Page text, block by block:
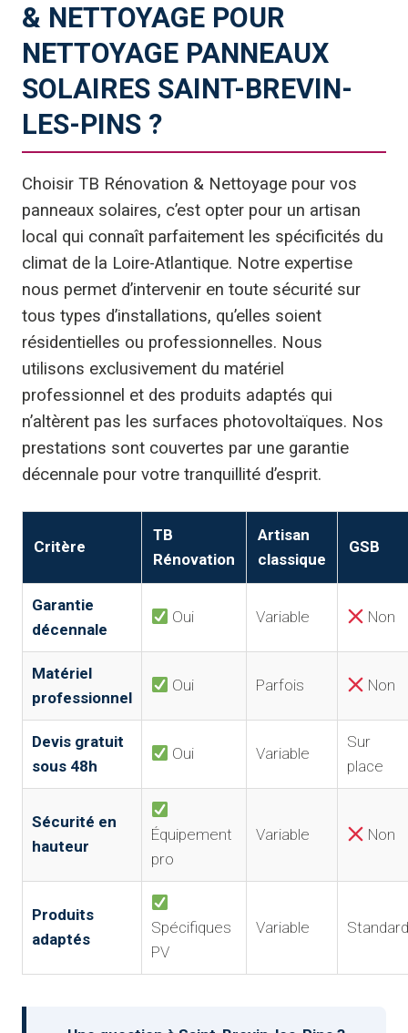
& NETTOYAGE POUR
NETTOYAGE PANNEAUX
SOLAIRES SAINT-BREVIN-
LES-PINS ?
Choisir TB Rénovation & Nettoyage pour vos
panneaux solaires, c’est opter pour un artisan
local qui connaît parfaitement les spécificités du
climat de la Loire-Atlantique. Notre expertise
nous permet d’intervenir en toute sécurité sur
tous types d’installations, qu’elles soient
résidentielles ou professionnelles. Nous
utilisons exclusivement du matériel
professionnel et des produits adaptés qui
n’altèrent pas les surfaces photovoltaïques. Nos
prestations sont couvertes par une garantie
décennale pour votre tranquillité d’esprit.
Critère
TB
Rénovation
Artisan
classique
GSB
Garantie
décennale
Oui Variable Non
Matériel
professionnel
Oui Parfois Non
Devis gratuit
sous 48h
Oui Variable
Sur
place
Sécurité en
hauteur
Équipement
pro
Variable Non
Produits
adaptés
Spécifiques
PV
Variable Standard